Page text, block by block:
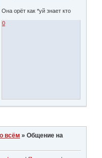
Она орёт как *уй знает кто
0
всём »Общение на